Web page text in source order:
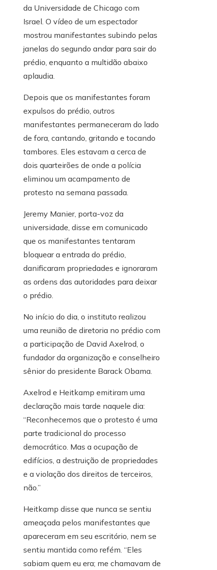
da Universidade de Chicago com
Israel. O vídeo de um espectador
mostrou manifestantes subindo pelas
janelas do segundo andar para sair do
prédio, enquanto a multidão abaixo
aplaudia.
Depois que os manifestantes foram
expulsos do prédio, outros
manifestantes permaneceram do lado
de fora, cantando, gritando e tocando
tambores. Eles estavam a cerca de
dois quarteirões de onde a polícia
eliminou um acampamento de
protesto na semana passada.
Jeremy Manier, porta-voz da
universidade, disse em comunicado
que os manifestantes tentaram
bloquear a entrada do prédio,
danificaram propriedades e ignoraram
as ordens das autoridades para deixar
o prédio.
No início do dia, o instituto realizou
uma reunião de diretoria no prédio com
a participação de David Axelrod, o
fundador da organização e conselheiro
sênior do presidente Barack Obama.
Axelrod e Heitkamp emitiram uma
declaração mais tarde naquele dia:
“Reconhecemos que o protesto é uma
parte tradicional do processo
democrático. Mas a ocupação de
edifícios, a destruição de propriedades
e a violação dos direitos de terceiros,
não.”
Heitkamp disse que nunca se sentiu
ameaçada pelos manifestantes que
apareceram em seu escritório, nem se
sentiu mantida como refém. “Eles
sabiam quem eu era; me chamavam de